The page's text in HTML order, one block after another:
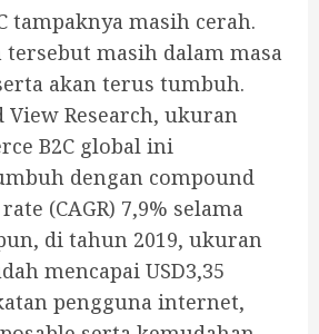
tampaknya masih cerah.
tersebut masih dalam masa
akan terus tumbuh.
Research, ukuran
B2C global ini
dengan compound
(CAGR) 7,9% selama
di tahun 2019, ukuran
mencapai USD3,35
pengguna internet,